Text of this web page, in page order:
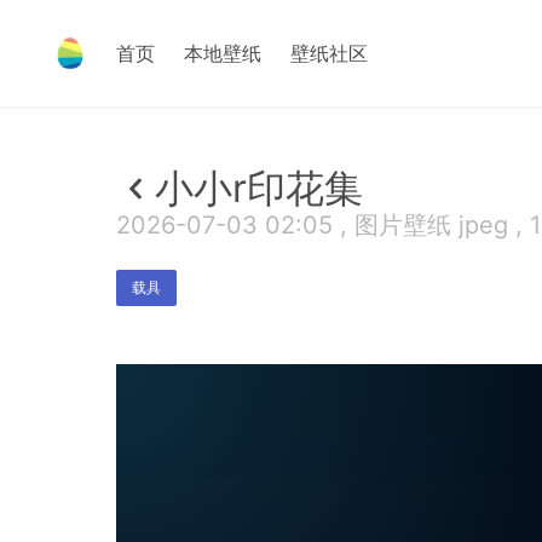
首页 本地壁纸 壁纸社区
小小r印花集
2026-07-03 02:05 , 图片壁纸 jpeg ,
载具